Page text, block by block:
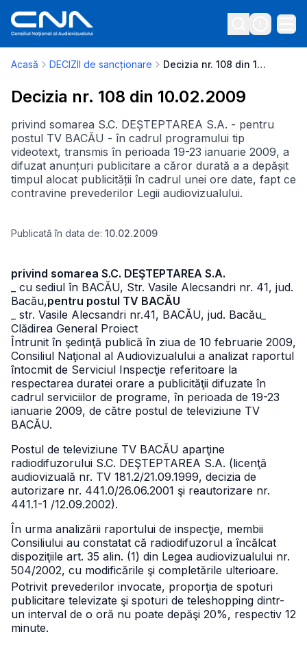
Acasă DECIZII de sancționare Decizia nr. 108 din 10.02.2009
Decizia nr. 108 din 10.02.2009
privind somarea S.C. DEȘTEPTAREA S.A. - pentru
postul TV BACĂU - în cadrul programului tip
videotext, transmis în perioada 19-23 ianuarie 2009, a
difuzat anunțuri publicitare a căror durată a a depășit
timpul alocat publicității în cadrul unei ore date, fapt ce
contravine prevederilor Legii audiovizualului.
Publicată în data de: 10.02.2009
privind somarea S.C. DEŞTEPTAREA S.A.
_ cu sediul în BACĂU, Str. Vasile Alecsandri nr. 41, jud.
Bacău,pentru postul TV BACĂU
_ str. Vasile Alecsandri nr.41, BACĂU, jud. Bacău_
Clădirea General Proiect
Întrunit în şedinţă publică în ziua de 10 februarie 2009,
Consiliul Naţional al Audiovizualului a analizat raportul
întocmit de Serviciul Inspecţie referitoare la
respectarea duratei orare a publicităţii difuzate în
cadrul serviciilor de programe, în perioada de 19-23
ianuarie 2009, de către postul de televiziune TV
BACĂU.
Postul de televiziune TV BACĂU aparţine
radiodifuzorului S.C. DEŞTEPTAREA S.A. (licenţă
audiovizuală nr. TV 181.2/21.09.1999, decizia de
autorizare nr. 441.0/26.06.2001 şi reautorizare nr.
441.1-1 /12.09.2002).
În urma analizării raportului de inspecţie, membii
Consiliului au constatat că radiodifuzorul a încălcat
dispoziţiile art. 35 alin. (1) din Legea audiovizualului nr.
504/2002, cu modificările şi completările ulterioare.
Potrivit prevederilor invocate, proporţia de spoturi
publicitare televizate şi spoturi de teleshopping dintr-
un interval de o oră nu poate depăşi 20%, respectiv 12
minute.